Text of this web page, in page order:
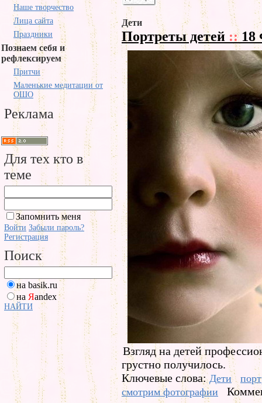
Наше творчество
Лица сайта
Праздники
Познаем себя и
рефлексируем
Притчи
Маленькие медитации от
ОШО
Реклама
Для тех кто в
теме
Запомнить меня
Войти Забыли пароль?
Регистрация
Поиск
на basik.ru
на Яandex
НАЙТИ
Дети
Портреты детей ::18
Взгляд на детей
грустно получилось.
Ключевые слова:Дети
смотрим фотографии